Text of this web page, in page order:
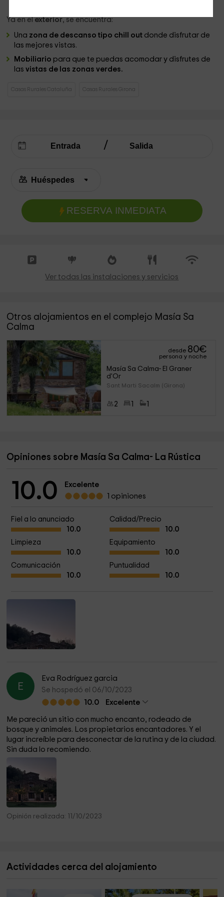
Ya en el exterior, se encuentra:
Una zona de descanso tipo chill out donde disfrutar de
las mejores vistas.
Mobiliario para que te puedas acomodar y disfrutes de
lasvistas de las zonas verdes.
Casas Rurales Cataluña Casas Rurales Girona
RESERVA INMEDIATA
Ver todas las instalaciones y servicios
Otros alojamientos en el complejo Masía Sa
Calma
desde 80€
persona y noche
Masía Sa Calma- El Graner
d'Or
Sant Marti Sacalm (Girona)
2
Opiniones sobre Masía Sa Calma- La Rústica
10.0
Excelente
1 opiniones
Fiel a lo anunciado
10.0
Calidad/Precio
10.0
Limpieza
10.0
Equipamiento
10.0
Comunicación
10.0
Puntualidad
10.0
E
Eva Rodríguez garcia
Se hospedó el 06/10/2023
10.0
Excelente
Me pareció un sitio con mucho encanto, rodeado de
bosque y animales. Los propietarios encantadores. Y el
lugar increíble para desconectar de la rutina y de la ciudad.
Sin duda lo recomiendo.
Opinión realizada: 11/10/2023
Actividades cerca del alojamiento